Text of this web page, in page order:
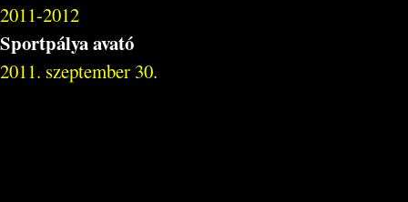
2011-2012
Sportpálya avató
2011. szeptember 30.